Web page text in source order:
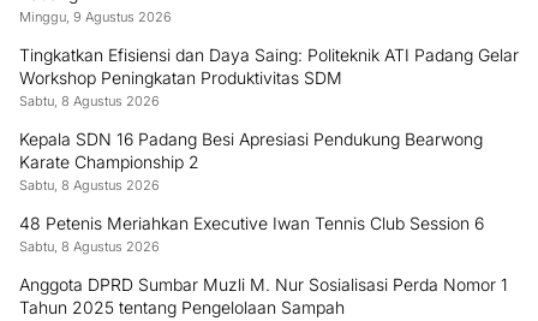
Minggu, 9 Agustus 2026
Tingkatkan Efisiensi dan Daya Saing: Politeknik ATI Padang Gelar
Workshop Peningkatan Produktivitas SDM
Sabtu, 8 Agustus 2026
Kepala SDN 16 Padang Besi Apresiasi Pendukung Bearwong
Karate Championship 2
Sabtu, 8 Agustus 2026
48 Petenis Meriahkan Executive Iwan Tennis Club Session 6
Sabtu, 8 Agustus 2026
Anggota DPRD Sumbar Muzli M. Nur Sosialisasi Perda Nomor 1
Tahun 2025 tentang Pengelolaan Sampah